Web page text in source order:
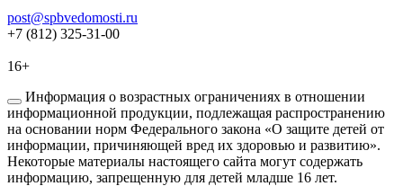
post@spbvedomosti.ru
+7 (812) 325-31-00
16+
Информация о возрастных ограничениях в отношении
информационной продукции, подлежащая распространению
на основании норм Федерального закона «О защите детей от
информации, причиняющей вред их здоровью и развитию».
Некоторые материалы настоящего сайта могут содержать
информацию, запрещенную для детей младше 16 лет.